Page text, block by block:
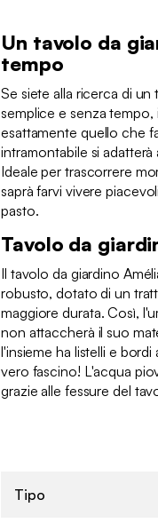
Un tavolo da
tempo
Se siete alla ricerca di
semplice e senza
esattamente quello che
intramontabile si adatterà
Ideale per trascorrere
saprà farvi vivere
pasto.
Tavolo da
Il tavolo da giardino
robusto, dotato di un
maggiore durata. Così,
non attaccherà il suo
l'insieme ha listelli e
vero fascino! L'acqua
grazie alle fessure del
Tipo